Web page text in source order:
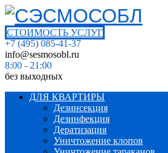
СТОИМОСТЬ УСЛУГ
+7 (495) 085-41-37
info@sesmosobl.ru
8:00 - 21:00
без выходных
ДЛЯ КВАРТИРЫ
Дезинсекция
Дезинфекция
Дератизация
Уничтожение клопов